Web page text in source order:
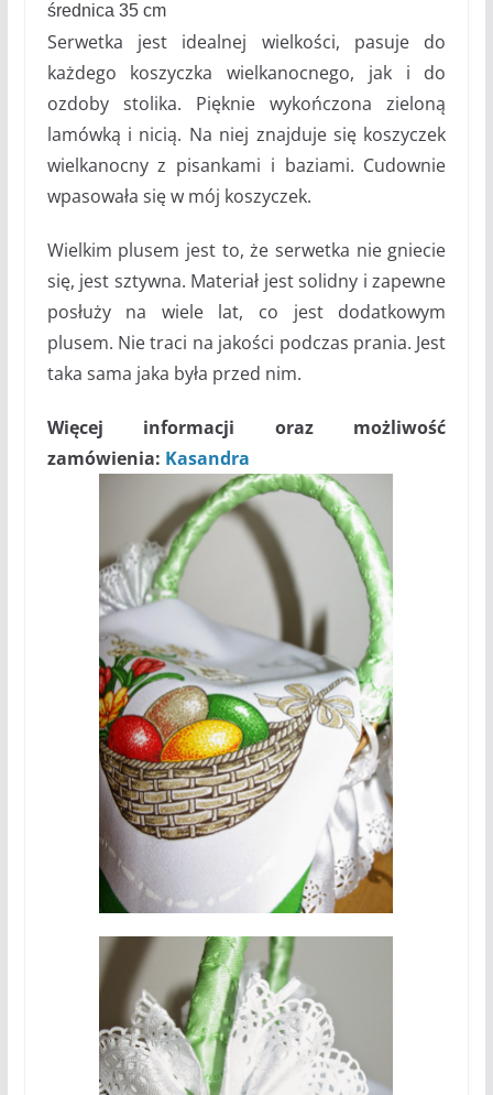
średnica 35 cm
Serwetka jest idealnej wielkości, pasuje do
każdego koszyczka wielkanocnego, jak i do
ozdoby stolika. Pięknie wykończona zieloną
lamówką i nicią. Na niej znajduje się koszyczek
wielkanocny z pisankami i baziami. Cudownie
wpasowała się w mój koszyczek.
Wielkim plusem jest to, że serwetka nie gniecie
się, jest sztywna. Materiał jest solidny i zapewne
posłuży na wiele lat, co jest dodatkowym
plusem. Nie traci na jakości podczas prania. Jest
taka sama jaka była przed nim.
Więcej informacji oraz możliwość
zamówienia: Kasandra